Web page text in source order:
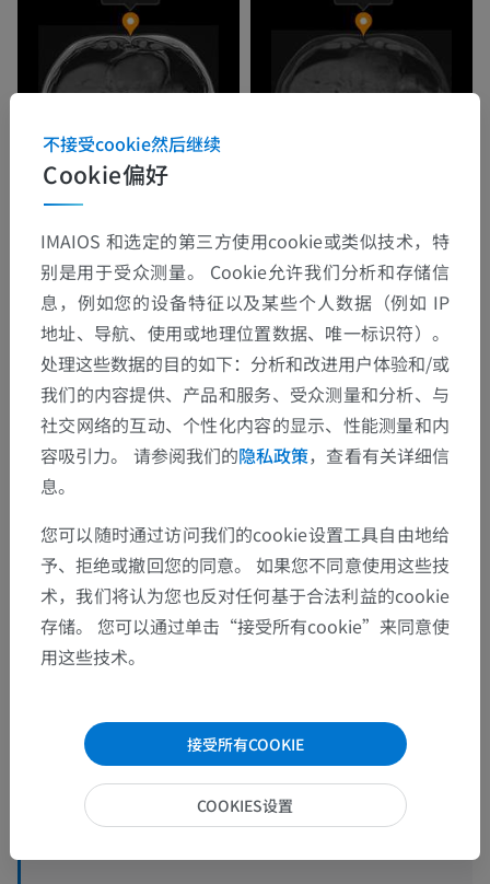
解剖层次
人体解剖学2
Cookie偏好
不接受cookie然后继续
IMAIOS 和选定的第三方使用cookie或类似技术，特
别是用于受众测量。 Cookie允许我们分析和存储信
息，例如您的设备特征以及某些个人数据（例如 IP
地址、导航、使用或地理位置数据、唯一标识符）。
处理这些数据的目的如下：分析和改进用户体验和/或
我们的内容提供、产品和服务、受众测量和分析、与
社交网络的互动、个性化内容的显示、性能测量和内
容吸引力。 请参阅我们的隐私政策，查看有关详细信
息。
您可以随时通过访问我们的cookie设置工具自由地给
予、拒绝或撤回您的同意。 如果您不同意使用这些技
术，我们将认为您也反对任何基于合法利益的cookie
存储。 您可以通过单击“接受所有cookie”来同意使
用这些技术。
接受所有COOKIE
COOKIES设置